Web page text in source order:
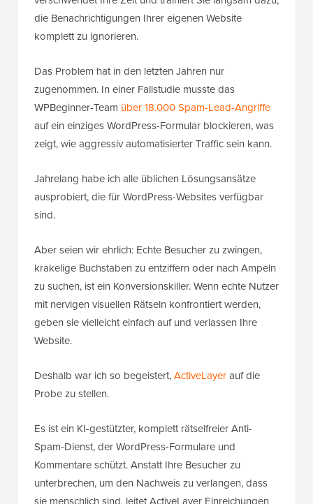
die Benachrichtigungen Ihrer eigenen Website
komplett zu ignorieren.
Das Problem hat in den letzten Jahren nur
zugenommen. In einer Fallstudie musste das
WPBeginner-Team über 18.000 Spam-Lead-Angriffe
auf ein einziges WordPress-Formular blockieren, was
zeigt, wie aggressiv automatisierter Traffic sein kann.
Jahrelang habe ich alle üblichen Lösungsansätze
ausprobiert, die für WordPress-Websites verfügbar
sind.
Aber seien wir ehrlich: Echte Besucher zu zwingen,
krakelige Buchstaben zu entziffern oder nach Ampeln
zu suchen, ist ein Konversionskiller. Wenn echte Nutzer
mit nervigen visuellen Rätseln konfrontiert werden,
geben sie vielleicht einfach auf und verlassen Ihre
Website.
Deshalb war ich so begeistert,ActiveLayerauf die
Probe zu stellen.
Es ist ein KI-gestützter, komplett rätselfreier Anti-
Spam-Dienst, der WordPress-Formulare und
Kommentare schützt. Anstatt Ihre Besucher zu
unterbrechen, um den Nachweis zu verlangen, dass